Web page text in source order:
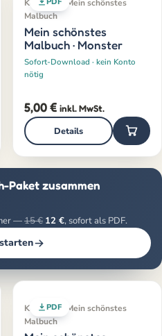
Klassiker · Mein schönstes
Malbuch
Mein schönstes
Malbuch · Monster
Sofort-Download · kein Konto
nötig
5,00€ inkl. MwSt.
Details
Paket zusammen
—15 € 12 €, sofort als PDF.
PDF
Klassiker · Mein schönstes
Malbuch